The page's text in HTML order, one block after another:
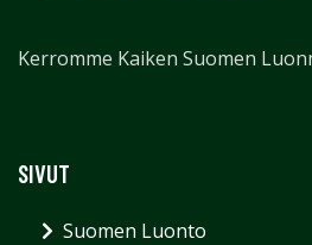
Kerromme Kaiken Suomen
SIVUT
Suomen Luonto